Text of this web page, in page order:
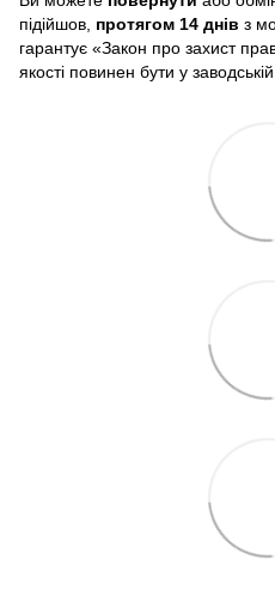
підійшов, протягом 14 днів з
гарантує «Закон про захист
якості повинен бути у заводській